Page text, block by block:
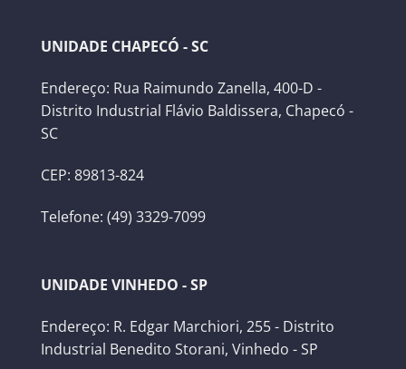
UNIDADE CHAPECÓ - SC
Endereço: Rua Raimundo Zanella, 400-D -
Distrito Industrial Flávio Baldissera, Chapecó -
SC
CEP: 89813-824
Telefone: (49) 3329-7099
UNIDADE VINHEDO - SP
Endereço: R. Edgar Marchiori, 255 - Distrito
Industrial Benedito Storani, Vinhedo - SP